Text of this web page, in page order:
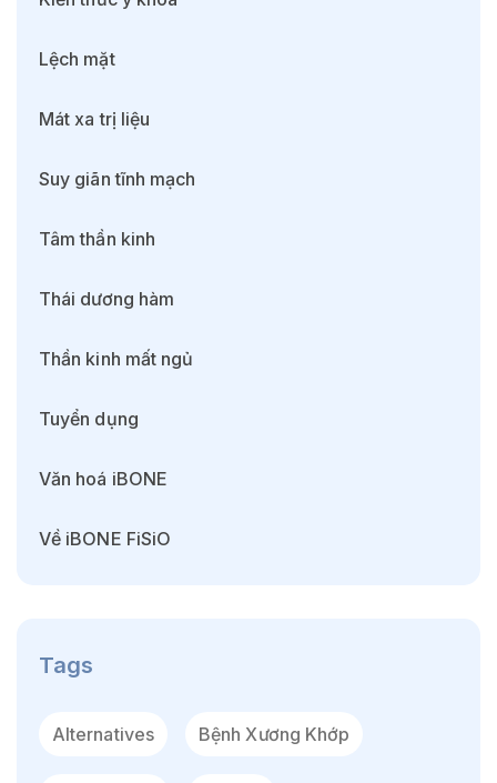
Lệch mặt
Mát xa trị liệu
Suy giãn tĩnh mạch
Tâm thần kinh
Thái dương hàm
Thần kinh mất ngủ
Tuyển dụng
Văn hoá iBONE
Về iBONE FiSiO
Tags
Alternatives Bệnh Xương Khớp